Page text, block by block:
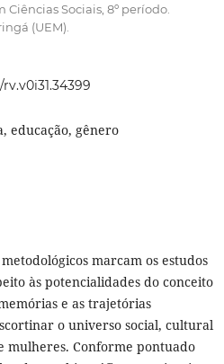
Sociais, 8º período.
(UEM).
educação, gênero
marcam os estudos
às potencialidades do conceito
e as trajetórias
o universo social, cultural
mulheres. Conforme pontuado